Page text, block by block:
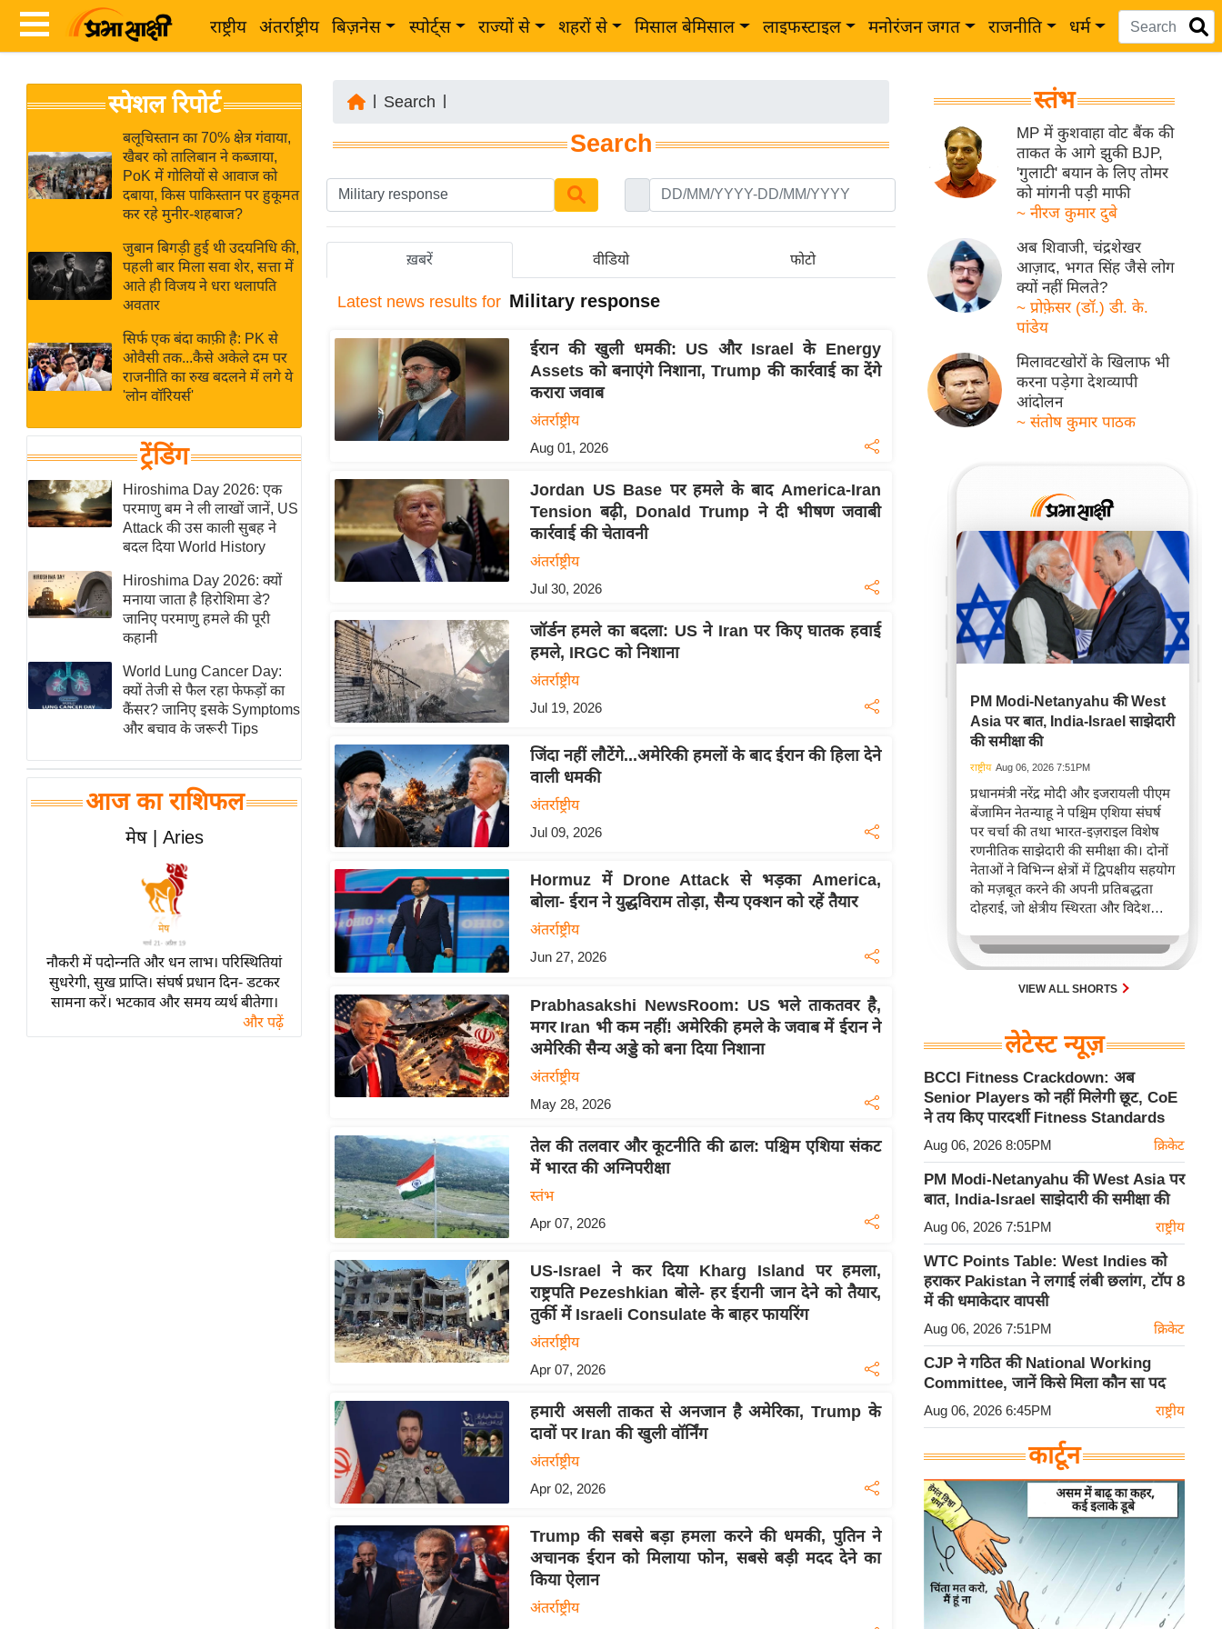
राष्ट्रीय अंतर्राष्ट्रीय बिज़नेस स्पोर्ट्स राज्यों से शहरों से मिसाल बेमिसाल लाइफस्टाइल मनोरंजन जगत राजनीति धर्म
News
Hindi
Hindi
Live
News in
Hindi
News
Hindi
Videos
ब
र
अंतर्राष्ट्रीय
बिज़नेस
उद्योग
विशेषज्ञ
राय
खेल
क्रिकेट
IPL
2026
ई-पेपर
मिसाल बेमिसाल
शख्सियत
यंग इंडिया
साहित्य जगत
ऑटो वर्ल्ड
मनोरंजन जगत
बॉलीवुड
हॉलीवुड
Breaking
लाइफस्टाइल
टेक्नॉलॉजी
ब्यूटी/फैशन
स्पेशल रिपोर्ट
बलूचिस्तान का 70% क्षेत्र गंवाया,
खैबर को तालिबान ने कब्जाया,
PoK में गोलियों से आवाज को
दबाया, किस पाकिस्तान पर हुकूमत
कर रहे मुनीर-शहबाज?
जुबान बिगड़ी हुई थी उदयनिधि की,
पहली बार मिला सवा शेर, सत्ता में
आते ही विजय ने धरा थलापति
अवतार
सिर्फ एक बंदा काफ़ी है: PK से
ओवैसी तक...कैसे अकेले दम पर
राजनीति का रुख बदलने में लगे ये
'लोन वॉरियर्स'
ट्रेंडिंग
Hiroshima Day 2026: एक
परमाणु बम ने ली लाखों जानें, US
Attack की उस काली सुबह ने
बदल दिया World History
Hiroshima Day 2026: क्यों
मनाया जाता है हिरोशिमा डे?
जानिए परमाणु हमले की पूरी
कहानी
World Lung Cancer Day:
क्यों तेजी से फैल रहा फेफड़ों का
कैंसर? जानिए इसके Symptoms
और बचाव के जरूरी Tips
आज का राशिफल
मेष | Aries
नौकरी में पदोन्नति और धन लाभ। परिस्थितियां
सुधरेगी, सुख प्राप्ति। संघर्ष प्रधान दिन- डटकर
सामना करें। भटकाव और समय व्यर्थ बीतेगा।
और पढ़ें
Search
Search
ख़बरें वीडियो फोटो
Latest news results for Military response
ईरान की खुली धमकी: US और Israel के Energy
Assets को बनाएंगे निशाना, Trump की कार्रवाई का देंगे
करारा जवाब
अंतर्राष्ट्रीय
Aug 01, 2026
Jordan US Base पर हमले के बाद America-Iran
Tension बढ़ी, Donald Trump ने दी भीषण जवाबी
कार्रवाई की चेतावनी
अंतर्राष्ट्रीय
Jul 30, 2026
जॉर्डन हमले का बदला: US ने Iran पर किए घातक हवाई
हमले, IRGC को निशाना
अंतर्राष्ट्रीय
Jul 19, 2026
जिंदा नहीं लौटेंगे...अमेरिकी हमलों के बाद ईरान की हिला देने
वाली धमकी
अंतर्राष्ट्रीय
Jul 09, 2026
Hormuz में Drone Attack से भड़का America,
बोला- ईरान ने युद्धविराम तोड़ा, सैन्य एक्शन को रहें तैयार
अंतर्राष्ट्रीय
Jun 27, 2026
Prabhasakshi NewsRoom: US भले ताकतवर है,
मगर Iran भी कम नहीं! अमेरिकी हमले के जवाब में ईरान ने
अमेरिकी सैन्य अड्डे को बना दिया निशाना
अंतर्राष्ट्रीय
May 28, 2026
तेल की तलवार और कूटनीति की ढाल: पश्चिम एशिया संकट
में भारत की अग्निपरीक्षा
स्तंभ
Apr 07, 2026
US-Israel ने कर दिया Kharg Island पर हमला,
राष्ट्रपति Pezeshkian बोले- हर ईरानी जान देने को तैयार,
तुर्की में Israeli Consulate के बाहर फायरिंग
अंतर्राष्ट्रीय
Apr 07, 2026
हमारी असली ताकत से अनजान है अमेरिका, Trump के
दावों पर Iran की खुली वॉर्निंग
अंतर्राष्ट्रीय
Apr 02, 2026
Trump की सबसे बड़ा हमला करने की धमकी, पुतिन ने
अचानक ईरान को मिलाया फोन, सबसे बड़ी मदद देने का
किया ऐलान
अंतर्राष्ट्रीय
स्तंभ
MP में कुशवाहा वोट बैंक की
ताकत के आगे झुकी BJP,
'गुलाटी' बयान के लिए तोमर
को मांगनी पड़ी माफी
~ नीरज कुमार दुबे
अब शिवाजी, चंद्रशेखर
आज़ाद, भगत सिंह जैसे लोग
क्यों नहीं मिलते?
~ प्रोफ़ेसर (डॉ.) डी. के.
पांडेय
मिलावटखोरों के खिलाफ भी
करना पड़ेगा देशव्यापी
आंदोलन
~ संतोष कुमार पाठक
PM Modi-Netanyahu की West
Asia पर बात, India-Israel साझेदारी
की समीक्षा की
राष्ट्रीय Aug 06, 2026 7:51PM
प्रधानमंत्री नरेंद्र मोदी और इजरायली पीएम
बेंजामिन नेतन्याहू ने पश्चिम एशिया संघर्ष
पर चर्चा की तथा भारत-इज़राइल विशेष
रणनीतिक साझेदारी की समीक्षा की। दोनों
नेताओं ने विभिन्न क्षेत्रों में द्विपक्षीय सहयोग
को मज़बूत करने की अपनी प्रतिबद्धता
दोहराई, जो क्षेत्रीय स्थिरता और विदेश
करता है।
VIEW ALL SHORTS
लेटेस्ट न्यूज़
BCCI Fitness Crackdown: अब
Senior Players को नहीं मिलेगी छूट, CoE
ने तय किए पारदर्शी Fitness Standards
Aug 06, 2026 8:05PM क्रिकेट
PM Modi-Netanyahu की West Asia पर
बात, India-Israel साझेदारी की समीक्षा की
Aug 06, 2026 7:51PM राष्ट्रीय
WTC Points Table: West Indies को
हराकर Pakistan ने लगाई लंबी छलांग, टॉप 8
में की धमाकेदार वापसी
Aug 06, 2026 7:51PM क्रिकेट
CJP ने गठित की National Working
Committee, जानें किसे मिला कौन सा पद
Aug 06, 2026 6:45PM राष्ट्रीय
कार्टून